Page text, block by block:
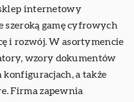
internetowy
gamę cyfrowych
i rozwój. W asortymencie
wzory dokumentów
a także
Firma zapewnia